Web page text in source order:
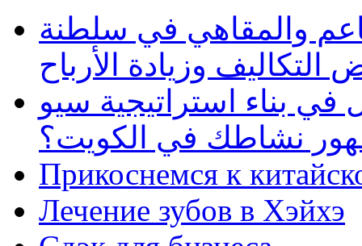
والمقاهي في سلطنة
وزيادة الأرباح
بناء استراتيجية سيو
نشاطك في الكويت؟
Прикоснемся к
Лечение зубов в Хэйхэ